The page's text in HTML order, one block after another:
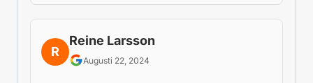
R
Reine Larsson
Augusti 22, 2024